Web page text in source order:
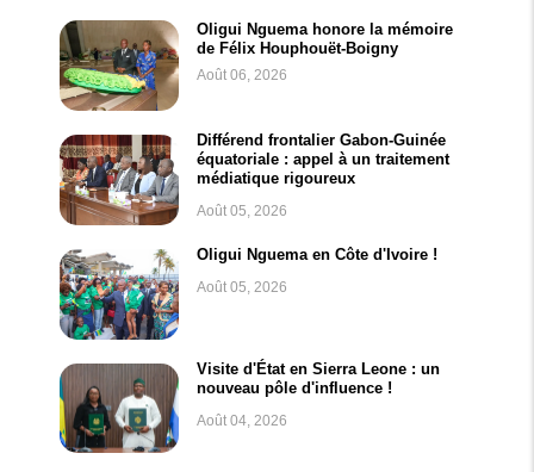
Oligui Nguema honore la mémoire
de Félix Houphouët-Boigny
Août 06, 2026
Différend frontalier Gabon-Guinée
équatoriale : appel à un traitement
médiatique rigoureux
Août 05, 2026
Oligui Nguema en Côte d'Ivoire !
Août 05, 2026
Visite d'État en Sierra Leone : un
nouveau pôle d'influence !
Août 04, 2026